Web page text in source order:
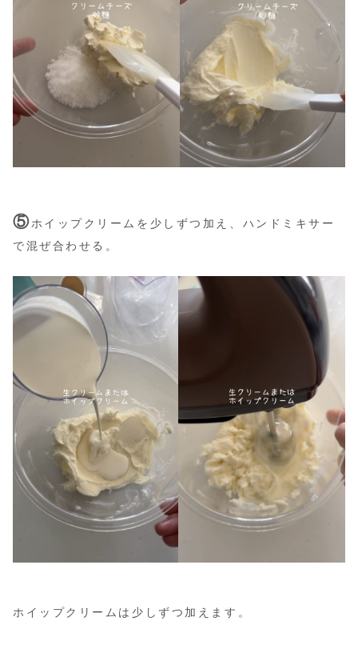
⑤ホイップクリームを少しずつ加え、ハンドミキサー
で混ぜ合わせる。
ホイップクリームは少しずつ加えます。